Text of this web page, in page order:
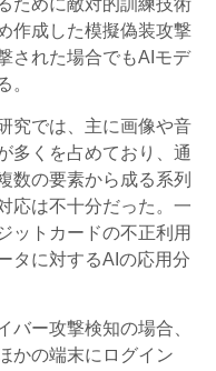
ために敵対的訓練技術
作成した模擬偽装攻撃
された場合でもAIモデ
。
究では、主に画像や音
多くを占めており、通
数の要素から成る系列
応は不十分だった。一
ットカードの不正利用
タに対するAIの応用分
ー攻撃検知の場合、
かの端末にログイン